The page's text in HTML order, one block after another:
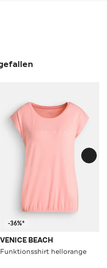
-36%*
VENICE BEACH
Funktionsshirt hellorange